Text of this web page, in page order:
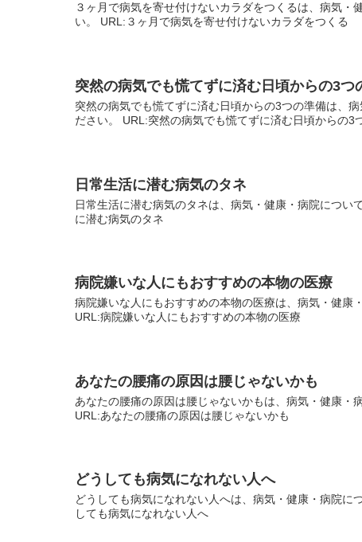
３ヶ月で病気を寄せ付けないカラダをつくるは、病気
い。 URL:３ヶ月で病気を寄せ付けないカラダをつくる
突然の病気でも慌てずに済む日頃からの3つ
突然の病気でも慌てずに済む日頃からの3つの準備は、
ださい。 URL:突然の病気でも慌てずに済む日頃からの3
日常生活に潜む病気のタネ
日常生活に潜む病気のタネは、病気・健康・病院につ
に潜む病気のタネ
病院嫌いな人にもおすすめの本物の医療
病院嫌いな人にもおすすめの本物の医療は、病気・健康
URL:病院嫌いな人にもおすすめの本物の医療
あなたの腰痛の原因は腰じゃないかも
あなたの腰痛の原因は腰じゃないかもは、病気・健康・
URL:あなたの腰痛の原因は腰じゃないかも
どうしても病気になれない人へ
どうしても病気になれない人へは、病気・健康・病院に
しても病気になれない人へ